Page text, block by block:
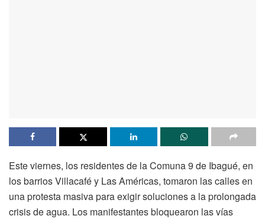
Este viernes, los residentes de la Comuna 9 de Ibagué, en
los barrios Villacafé y Las Américas, tomaron las calles en
una protesta masiva para exigir soluciones a la prolongada
crisis de agua. Los manifestantes bloquearon las vías